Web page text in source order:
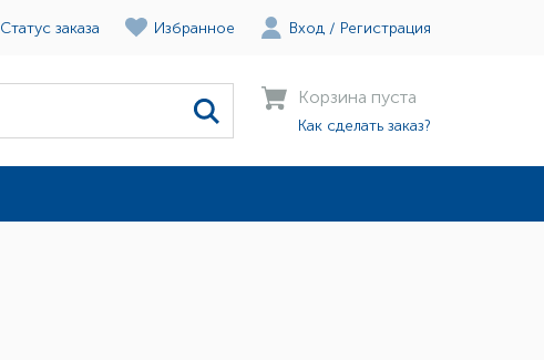
Статус заказа Избранное Вход / Регистрация
Корзина пуста
Как сделать заказ?